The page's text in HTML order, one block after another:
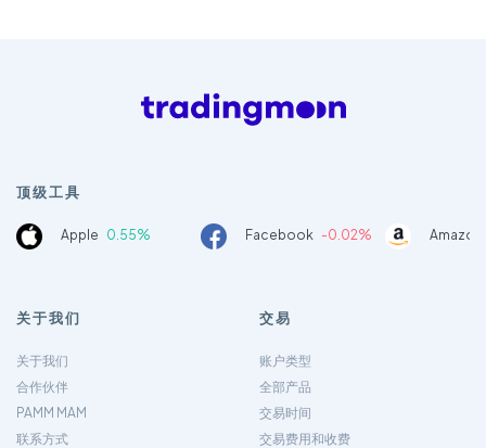
顶级工具
Apple 0.55% Facebook -0.02%
关于我们
关于我们
合作伙伴
PAMM MAM
联系方式
交易
账户类型
全部产品
交易时间
交易费用和收费